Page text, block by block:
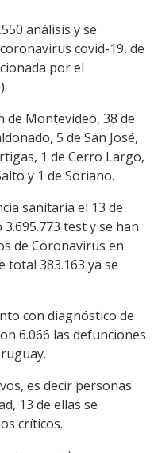
Linkanálisis y se
covid-19, de
por el
de Montevideo, 38 de
5 de San José,
1 de Cerro Largo,
y 1 de Soriano.
sanitaria el 13 de
test y se han
de Coronavirus en
383.163 ya se
con diagnóstico de
6.066 las defunciones
es decir personas
13 de ellas se
críticos.